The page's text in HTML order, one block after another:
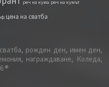
реч на кума реч на кумът
цена на сватба
рожден ден, имен ден,
награждаване, Коледа,
®